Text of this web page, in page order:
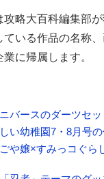
略大百科編集部
ている作品の名称
に帰属します。
バースのダーツセ
い幼稚園7・8月号
ごや嬢×すみっコぐ